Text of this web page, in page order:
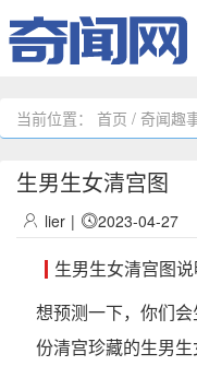
当前位置： 首页 / 奇闻趣
生男生女清宫图
lier | 2023-04-27
生男生女清宫图说
想预测一下，你们
份清宫珍藏的生男